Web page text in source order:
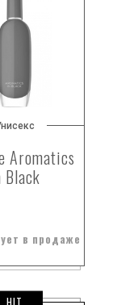
Aromatics
Black
в продаже
HIT